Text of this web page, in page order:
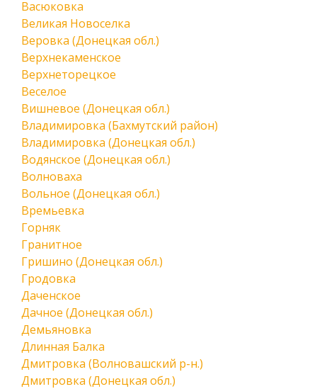
Васюковка
Великая Новоселка
Веровка (Донецкая обл.)
Верхнекаменское
Верхнеторецкое
Веселое
Вишневое (Донецкая обл.)
Владимировка (Бахмутский район)
Владимировка (Донецкая обл.)
Водянское (Донецкая обл.)
Волноваха
Вольное (Донецкая обл.)
Времьевка
Горняк
Гранитное
Гришино (Донецкая обл.)
Гродовка
Даченское
Дачное (Донецкая обл.)
Демьяновка
Длинная Балка
Дмитровка (Волновашский р-н.)
Дмитровка (Донецкая обл.)